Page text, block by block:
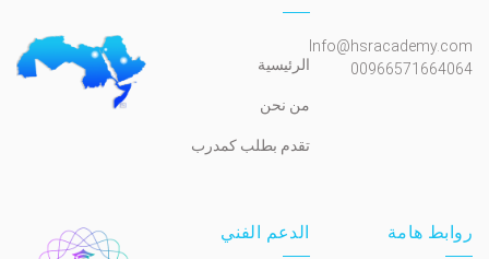
Info@hsracademy.com
00966571664064
الرئيسية
من نحن
تقدم بطلب كمدرب
روابط هامة الدعم الفني